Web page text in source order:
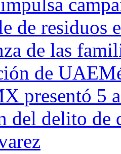
de residuos
de las
de
presentó 5
del delito de